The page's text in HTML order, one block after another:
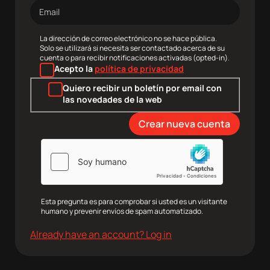
de
electrónico
La dirección de correo electrónico no se hace pública.
Solo se utilizará si necesita ser contactado acerca de su
cuenta o para recibir notificaciones activadas (opted-in).
Acepto la política de privacidad
Quiero recibir un boletín por email con
las novedades de la web
Esta pregunta es para comprobar si usted es un visitante
humano y prevenir envíos de spam automatizado.
Already have an account? Log in
RRSS